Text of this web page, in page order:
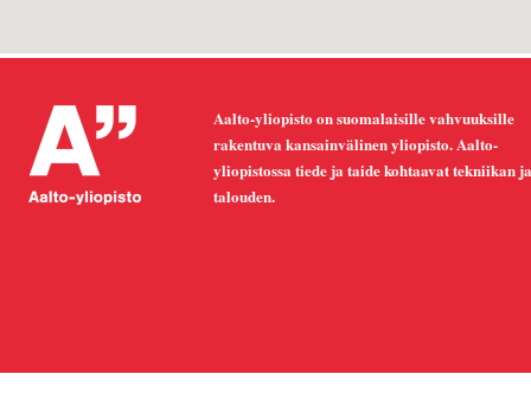
Aalto-yliopisto on suomalaisille vahvuuksille
rakentuva kansainvälinen yliopisto. Aalto-
yliopistossa tiede ja taide kohtaavat tekniikan ja
talouden.